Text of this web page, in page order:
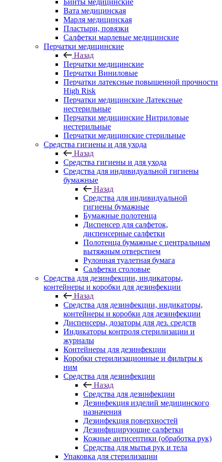
Бинты медицинские
Вата медицинская
Марля медицинская
Пластыри, повязки
Салфетки марлевые медицинские
Перчатки медицинские
Назад
Перчатки медицинские
Перчатки Виниловые
Перчатки латексные повышенной прочности
High Risk
Перчатки медицинские Латексные
нестерильные
Перчатки медицинские Нитриловые
нестерильные
Перчатки медицинские стерильные
Средства гигиены и для ухода
Назад
Средства гигиены и для ухода
Средства для индивидуальной гигиены
бумажные
Назад
Средства для индивидуальной
гигиены бумажные
Бумажные полотенца
Диспенсер для салфеток,
диспенсерные салфетки
Полотенца бумажные с центральным
вытяжным отверстием
Рулонная туалетная бумага
Салфетки столовые
Средства для дезинфекции, индикаторы,
контейнеры и коробки для дезинфекции
Назад
Средства для дезинфекции, индикаторы,
контейнеры и коробки для дезинфекции
Диспенсеры, дозаторы для дез. средств
Индикаторы контроля стерилизации и
журналы
Контейнеры для дезинфекции
Коробки стерилизационные и фильтры к
ним
Средства для дезинфекции
Назад
Средства для дезинфекции
Дезинфекция изделий медицинского
назначения
Дезинфекция поверхностей
Дезинфицирующие салфетки
Кожные антисептики (обработка рук)
Средства для мытья рук и тела
Упаковка для стерилизации